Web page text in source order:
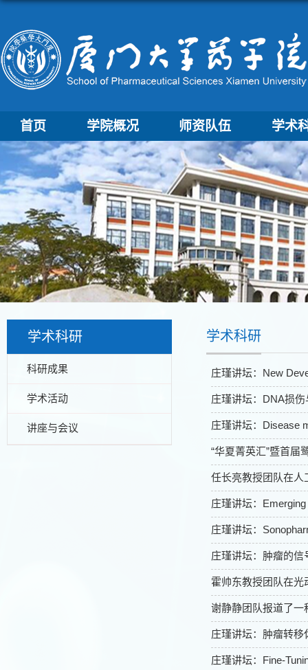
首页 学院概况 师资队伍 学术
学术科研
科研成果
学术活动
讲座与会议
学术科研
庄瑾讲坛：New
庄瑾讲坛：DNA损伤
庄瑾讲坛：Disease
“华夏菁英汇”暨首届
任长亮教授团队在人
庄瑾讲坛：
庄瑾讲坛：
庄瑾讲坛：肿瘤的
霍帅东教授团队在
谢静静团队报道了一
庄瑾讲坛：肿瘤转
庄瑾讲坛：Fine-